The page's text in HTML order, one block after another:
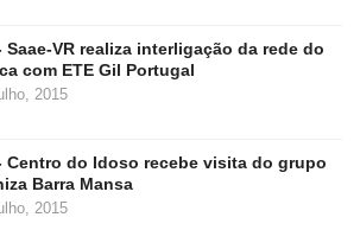
Saae-VR realiza interligação da rede do
com ETE Gil Portugal
2015
Centro do Idoso recebe visita do grupo
Barra Mansa
2015